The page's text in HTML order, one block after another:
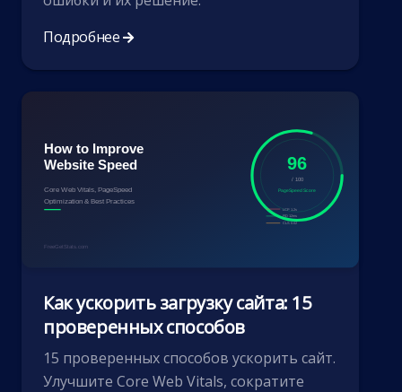
Подробнее
Как ускорить загрузку сайта: 15
проверенных способов
15 проверенных способов ускорить сайт.
Улучшите Core Web Vitals, сократите